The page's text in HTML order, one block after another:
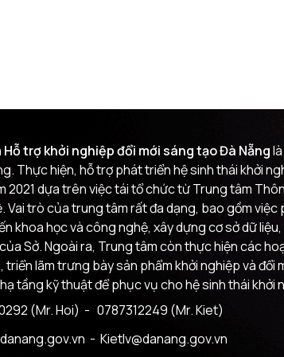
trợ khởi nghiệp đổi mới sáng tạo Đà Nẵng
Thực hiện, hỗ trợ phát triển hệ sinh thái khởi
2021 dựa trên việc tái tổ chức từ Trung tâm
Vai trò của trung tâm rất đa dạng, bao gồm
khoa học và công nghệ, xây dựng cơ sở dữ
Sở. Ngoài ra, Trung tâm còn thực hiện các
triển lãm trưng bày sản phẩm khởi nghiệp và
tầng kỹ thuật để phục vụ cho hệ sinh thái khởi
(Mr. Hoi) - 0787312249 (Mr. Kiet)
- Kietlv@danang.gov.vn